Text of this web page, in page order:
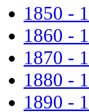
1850 -
1860 -
1870 -
1880 -
1890 -